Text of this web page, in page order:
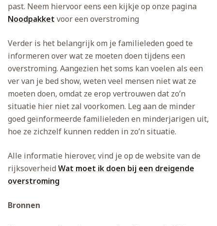
past. Neem hiervoor eens een kijkje op onze pagina
Noodpakket voor een overstroming
Verder is het belangrijk om je familieleden goed te
informeren over wat ze moeten doen tijdens een
overstroming. Aangezien het soms kan voelen als een
ver van je bed show, weten veel mensen niet wat ze
moeten doen, omdat ze erop vertrouwen dat zo’n
situatie hier niet zal voorkomen. Leg aan de minder
goed geïnformeerde familieleden en minderjarigen uit,
hoe ze zichzelf kunnen redden in zo’n situatie.
Alle informatie hierover, vind je op de website van de
rijksoverheid Wat moet ik doen bij een dreigende
overstroming
Bronnen